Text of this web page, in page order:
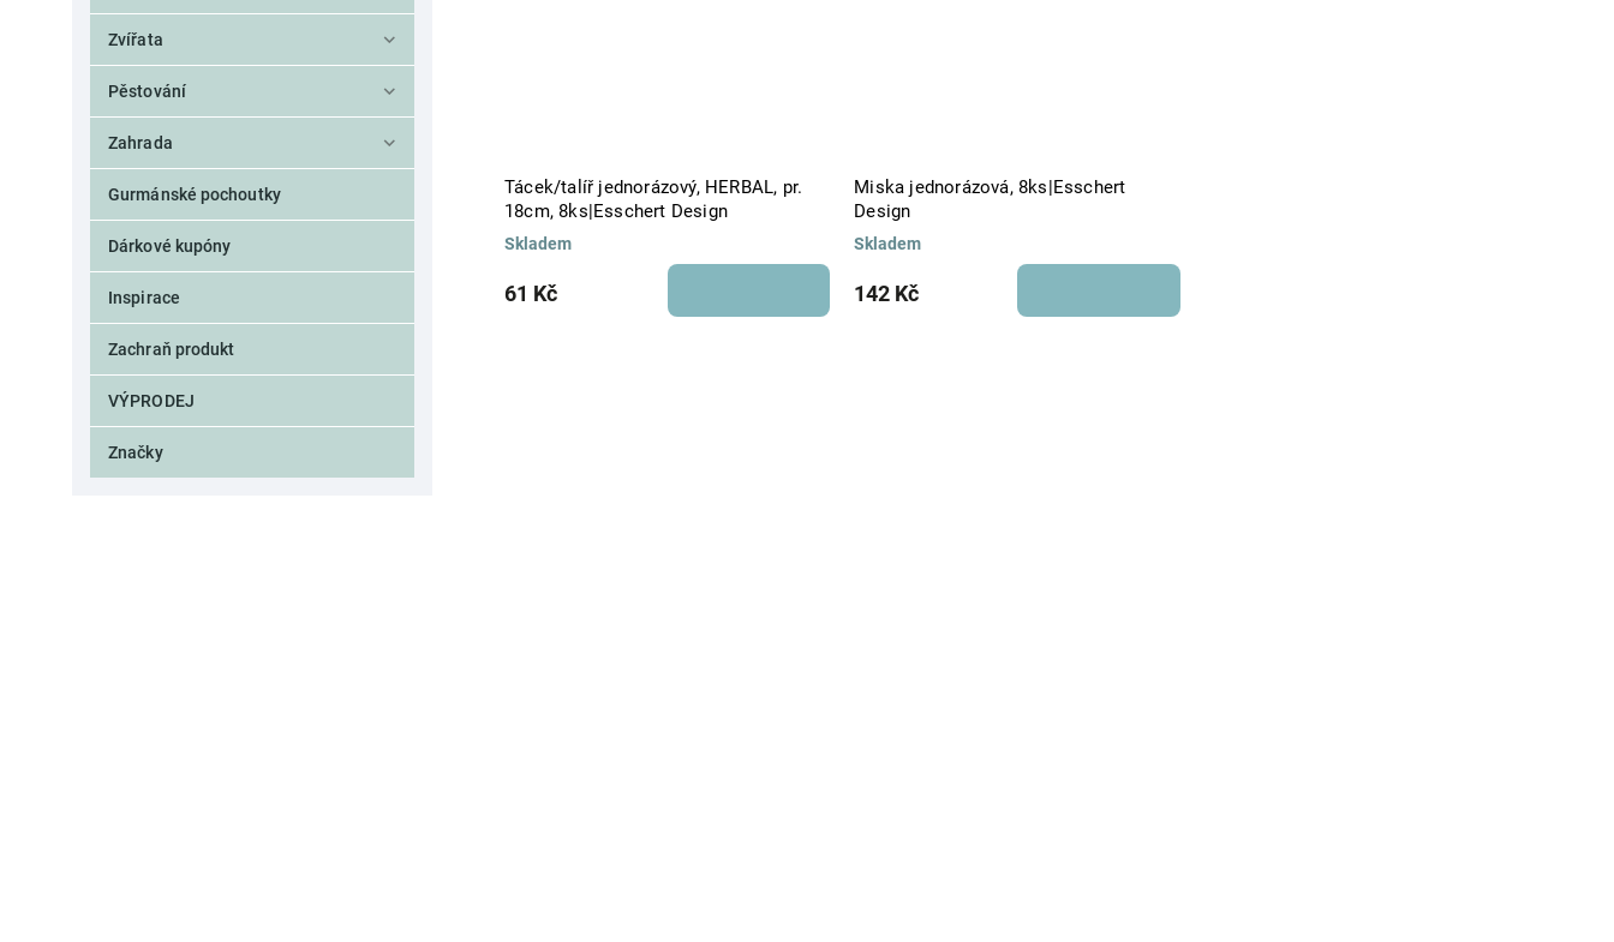
Zvířata
Pěstování
Zahrada
Gurmánské pochoutky
Dárkové kupóny
Inspirace
Zachraň produkt
VÝPRODEJ
Značky
Tácek/talíř jednorázový, HERBAL, pr.
18cm, 8ks|Esschert Design
Skladem
61 Kč
Miska jednorázová, 8ks|Esschert
Design
Skladem
142 Kč